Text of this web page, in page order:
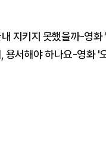
지키지 못했을까-영화
용서해야 하나요-영화 '